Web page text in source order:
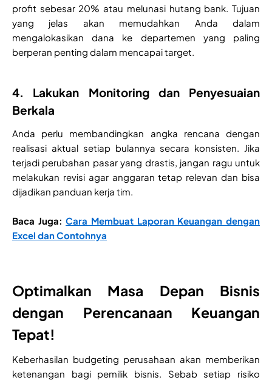
profit sebesar 20% atau melunasi hutang bank. Tujuan
yang jelas akan memudahkan Anda dalam
mengalokasikan dana ke departemen yang paling
berperan penting dalam mencapai target.
4. Lakukan Monitoring dan Penyesuaian
Berkala
Anda perlu membandingkan angka rencana dengan
realisasi aktual setiap bulannya secara konsisten. Jika
terjadi perubahan pasar yang drastis, jangan ragu untuk
melakukan revisi agar anggaran tetap relevan dan bisa
dijadikan panduan kerja tim.
Baca Juga:Cara Membuat Laporan Keuangan dengan
Excel dan Contohnya
Optimalkan Masa Depan Bisnis
dengan Perencanaan Keuangan
Tepat!
Keberhasilan budgeting perusahaan akan memberikan
ketenangan bagi pemilik bisnis. Sebab setiap risiko